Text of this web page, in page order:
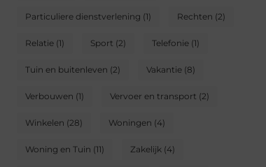
Particuliere dienstverlening (1) Rechten (2)
Relatie (1) Sport (2) Telefonie (1)
Tuin en buitenleven (2) Vakantie (8)
Verbouwen (1) Vervoer en transport (2)
Winkelen (28) Woningen (4)
Woning en Tuin (11) Zakelijk (4)